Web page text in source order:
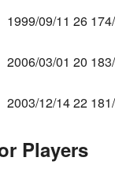
1999/09/11 26
2006/03/01 20
2003/12/1422
Players